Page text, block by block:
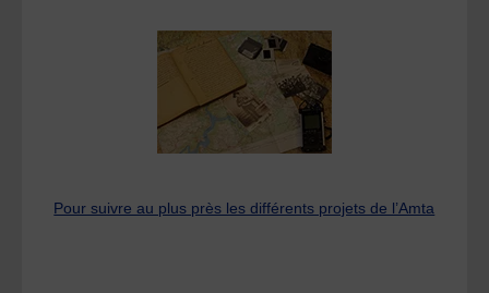
Pour suivre au plus près les différents projets de l’Amta